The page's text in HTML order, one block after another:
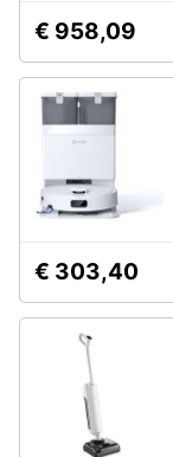
€ 958,09
€ 303,40